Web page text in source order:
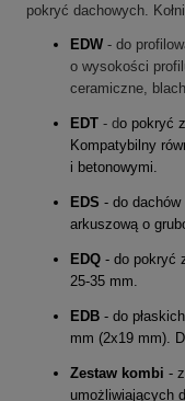
pokryć dachowych.
EDW - do
o wysokości
ceramiczne,
EDT - do pokryć
Kompatybilny
i betonowymi.
EDS - do dachów
arkuszową o
EDQ - do pokryć
25-35 mm.
EDB - do
mm (2x19 mm).
Zestaw kombi -
umożliwiających